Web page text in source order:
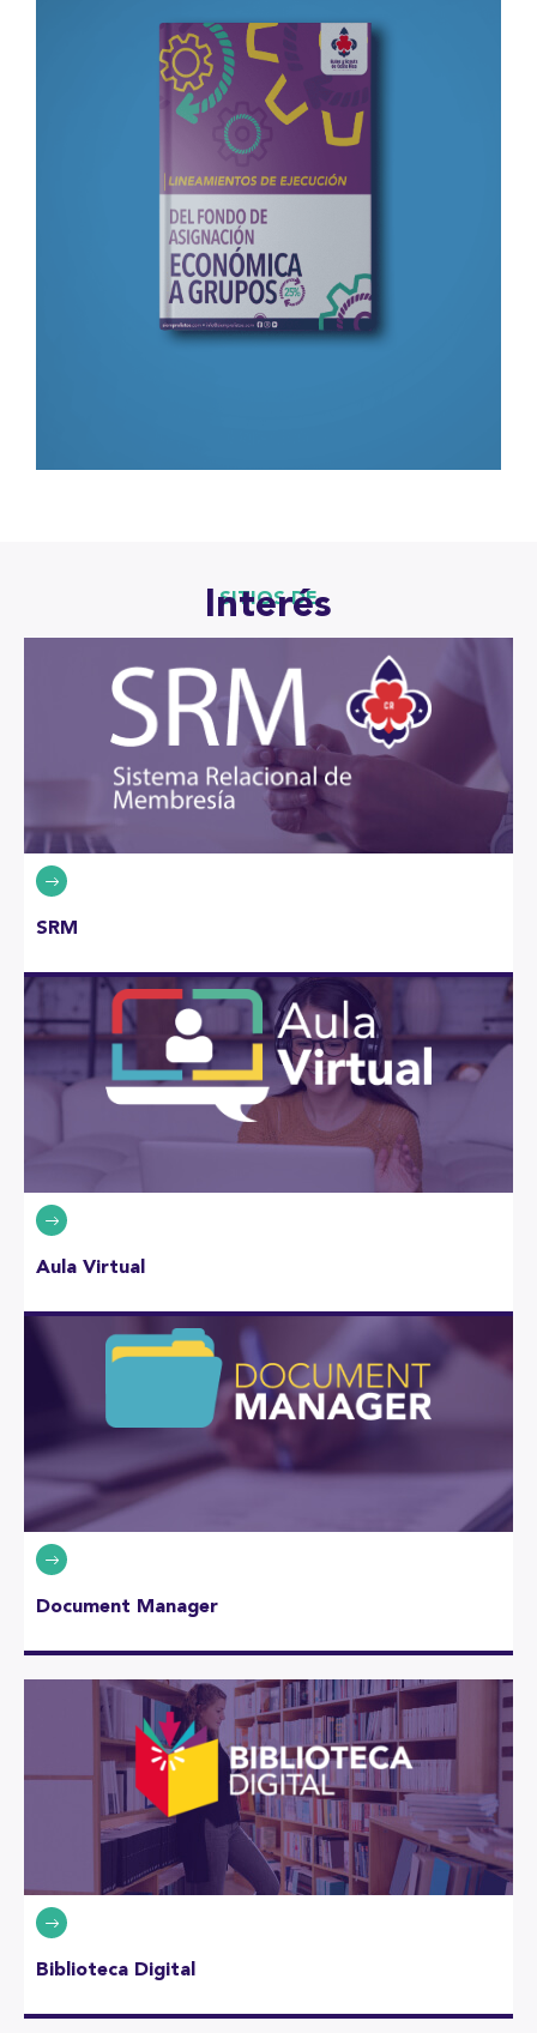
SITIOS DE
Interés
SRM
Aula Virtual
Document Manager
Biblioteca Digital